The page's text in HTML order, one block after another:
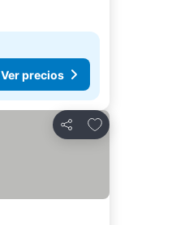
Ver precios
Compartir
Añadir a favoritos